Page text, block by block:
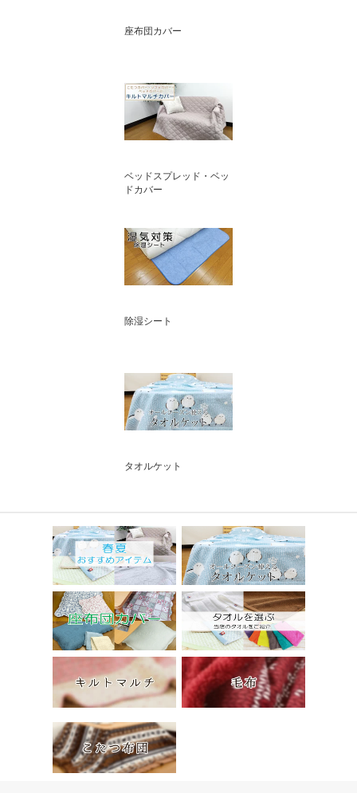
座布団カバー
ベッドスプレッド・ベッ
ドカバー
除湿シート
タオルケット